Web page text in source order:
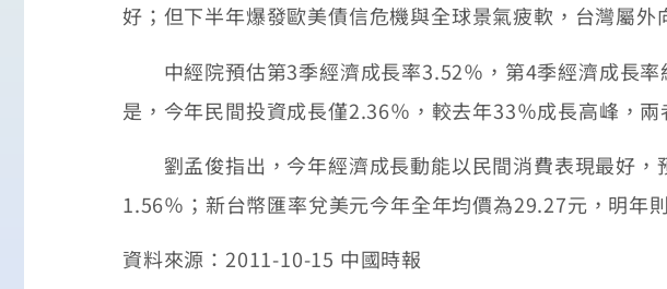
好；但下半年爆發歐美債信危機與全球景氣疲軟，台灣屬
中經院預估第3季經濟成長率3.52％，第4季經濟成長率
是，今年民間投資成長僅2.36％，較去年33％成長高峰，兩
劉孟俊指出，今年經濟成長動能以民間消費表現最好，
1.56％；新台幣匯率兌美元今年全年均價為29.27元，明年
資料來源：2011-10-15 中國時報